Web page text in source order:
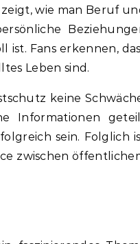
wie man Beruf
Fans erkennen,
Leben sind.
keine
Informationen
sein. Folglich
zwischen